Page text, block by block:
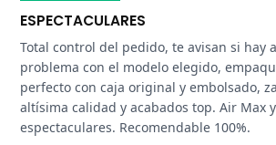
ESPECTACULARES
Total control del pedido, te avisan si hay
problema con el modelo elegido,
perfecto con caja original y embolsado,
altísima calidad y acabados top. Air Max
espectaculares. Recomendable 100%.